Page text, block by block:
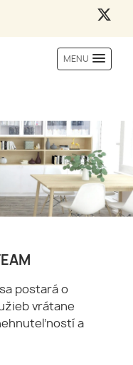
MENU
postará o
vrátane
a